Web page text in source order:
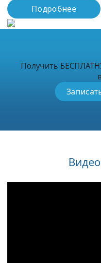
Подробнее
Получить